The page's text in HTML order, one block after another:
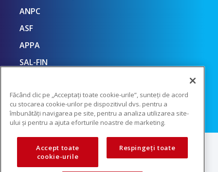
ANPC
ASF
APPA
SAL-FIN
Făcând clic pe „Acceptați toate cookie-urile”, sunteți de acord
cu stocarea cookie-urilor pe dispozitivul dvs. pentru a
îmbunătăți navigarea pe site, pentru a analiza utilizarea site-
ului și pentru a ajuta eforturile noastre de marketing.
Accept toate
cookie-urile
Respingeți toate